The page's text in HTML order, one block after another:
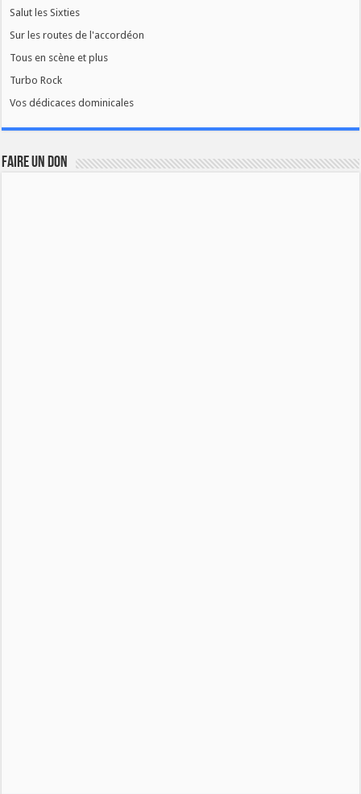
Salut les Sixties
Sur les routes de l'accordéon
Tous en scène et plus
Turbo Rock
Vos dédicaces dominicales
FAIRE UN DON